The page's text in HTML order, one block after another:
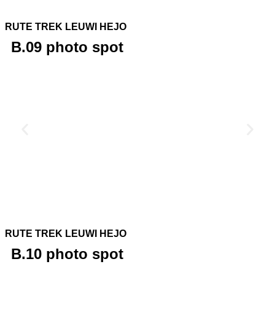
RUTE TREK LEUWI HEJO
B.09 photo spot
RUTE TREK LEUWI HEJO
B.10 photo spot